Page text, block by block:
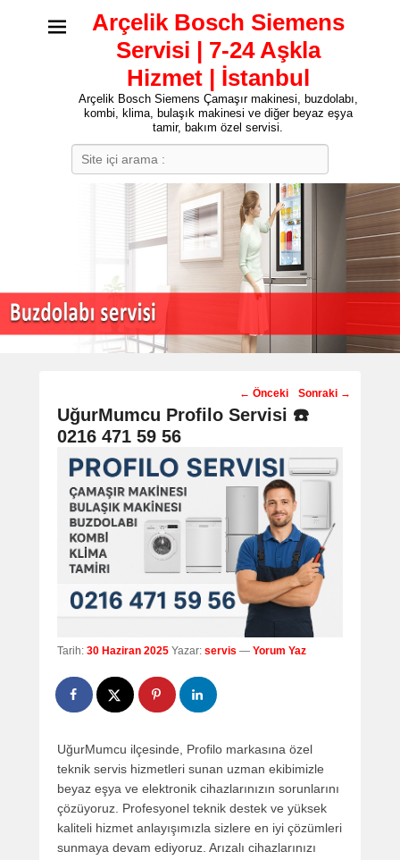
Arçelik Bosch Siemens
Servisi | 7-24 Aşkla
Hizmet | İstanbul
Arçelik Bosch Siemens Çamaşır makinesi, buzdolabı,
kombi, klima, bulaşık makinesi ve diğer beyaz eşya
tamir, bakım özel servisi.
Post
navigation
← Önceki Sonraki →
UğurMumcu Profilo Servisi ☎️
0216 471 59 56
Tarih: 30 Haziran 2025 Yazar: servis — Yorum Yaz
UğurMumcu ilçesinde, Profilo markasına özel
teknik servis hizmetleri sunan uzman ekibimizle
beyaz eşya ve elektronik cihazlarınızın sorunlarını
çözüyoruz. Profesyonel teknik destek ve yüksek
kaliteli hizmet anlayışımızla sizlere en iyi çözümleri
sunmaya devam ediyoruz. Arızalı cihazlarınızı